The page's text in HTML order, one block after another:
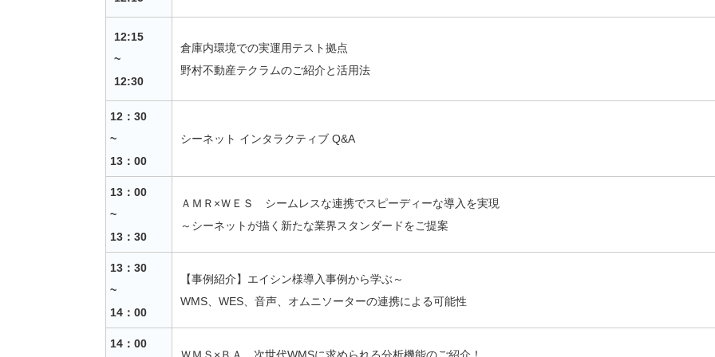
12:15
~
12:30
倉庫内環境での実運用テスト拠点
野村不動産テクラムのご紹介と活用法
12：30
~
13：00
シーネット インタラクティブ Q&A
13：00
~
13：30
ＡＭＲ×ＷＥＳ シームレスな連携でスピーディーな導入を実現
～シーネットが描く新たな業界スタンダードをご提案
13：30
~
14：00
【事例紹介】エイシン様導入事例から学ぶ～
WMS、WES、音声、オムニソーターの連携による可能性
14：00
ＷＭＳ×ＢＡ 次世代WMSに求められる分析機能のご紹介！